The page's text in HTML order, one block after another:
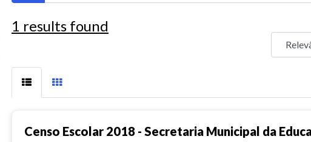
1 results found
Censo Escolar 2018 - Secretaria Municipal da